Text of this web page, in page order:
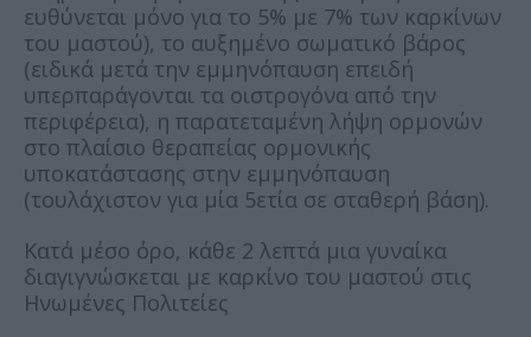
ευθύνεται μόνο για το 5% με 7% των καρκίνων
του μαστού), το αυξημένο σωματικό βάρος
(ειδικά μετά την εμμηνόπαυση επειδή
υπερπαράγονται τα οιστρογόνα από την
περιφέρεια), η παρατεταμένη λήψη ορμονών
στο πλαίσιο θεραπείας ορμονικής
υποκατάστασης στην εμμηνόπαυση
(τουλάχιστον για μία 5ετία σε σταθερή βάση).
Κατά μέσο όρο, κάθε 2 λεπτά μια γυναίκα
διαγιγνώσκεται με καρκίνο του μαστού στις
Ηνωμένες Πολιτείες